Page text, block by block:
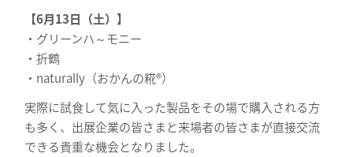
【6月13日（土）】
・グリーンハ～モニー
・折鶴
・naturally（おかんの糀®）
実際に試食して気に入った製品をその場で購入される方
も多く、出展企業の皆さまと来場者の皆さまが直接交流
できる貴重な機会となりました。